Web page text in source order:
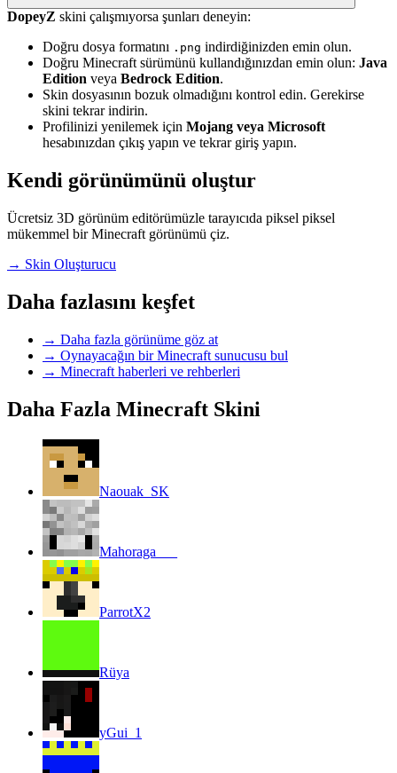
DopeyZ skini çalışmıyorsa şunları deneyin:
Doğru dosya formatını .png indirdiğinizden emin olun.
Doğru Minecraft sürümünü kullandığınızdan emin olun: Java
Edition veya Bedrock Edition.
Skin dosyasının bozuk olmadığını kontrol edin. Gerekirse
skini tekrar indirin.
Profilinizi yenilemek için Mojang veya Microsoft
hesabınızdan çıkış yapın ve tekrar giriş yapın.
Kendi görünümünü oluştur
Ücretsiz 3D görünüm editörümüzle tarayıcıda piksel piksel
mükemmel bir Minecraft görünümü çiz.
→ Skin Oluşturucu
Daha fazlasını keşfet
→ Daha fazla görünüme göz at
→ Oynayacağın bir Minecraft sunucusu bul
→ Minecraft haberleri ve rehberleri
Daha Fazla Minecraft Skini
Naouak_SK
Mahoraga___
ParrotX2
Rüya
yGui_1